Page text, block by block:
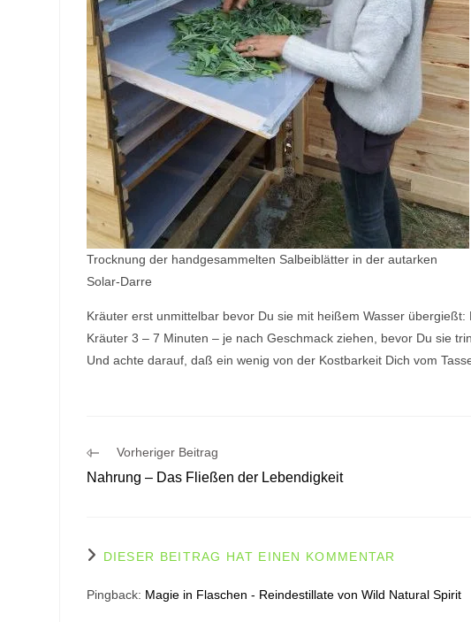
Trocknung der handgesammelten Salbeiblätter in der autarken
Solar-Darre
Kräuter erst unmittelbar bevor Du sie mit heißem Wasser
Kräuter 3 – 7 Minuten – je nach Geschmack ziehen, bevor Du sie
Und achte darauf, daß ein wenig von der Kostbarkeit Dich vom
Weitere
ansehen
Vorheriger Beitrag
Nahrung – Das Fließen der Lebendigkeit
DIESER BEITRAG HAT EINEN KOMMENTAR
Pingback: Magie in Flaschen - Reindestillate von Wild Natural Spirit